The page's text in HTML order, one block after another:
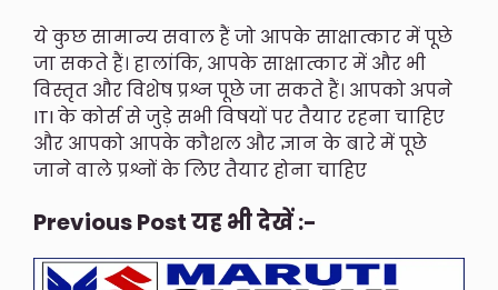
ये कुछ सामान्य सवाल हैं जो आपके साक्षात्कार में पूछे
जा सकते हैं। हालांकि, आपके साक्षात्कार में और भी
विस्तृत और विशेष प्रश्न पूछे जा सकते हैं। आपको अपने
ITI के कोर्स से जुड़े सभी विषयों पर तैयार रहना चाहिए
और आपको आपके कौशल और ज्ञान के बारे में पूछे
जाने वाले प्रश्नों के लिए तैयार होना चाहिए
Previous Post यह भी देखें :-